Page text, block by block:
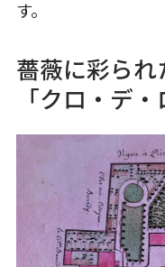
す。
薔薇に彩ら
「クロ・デ・